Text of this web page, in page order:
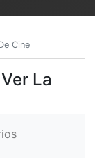
Cine
La